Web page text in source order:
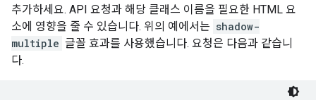
추가하세요. API 요청과 해당 클래스 이름을 필요한 HTML 요
소에 영향을 줄 수 있습니다. 위의 예에서는 shadow-
multiple 글꼴 효과를 사용했습니다. 요청은 다음과 같습니
다.